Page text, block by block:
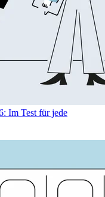
Im Test für jede